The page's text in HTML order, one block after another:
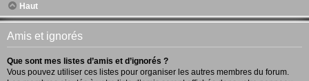
Haut
Amis et ignorés
Que sont mes listes d’amis et d’ignorés ?
Vous pouvez utiliser ces listes pour organiser les autres membres du forum.